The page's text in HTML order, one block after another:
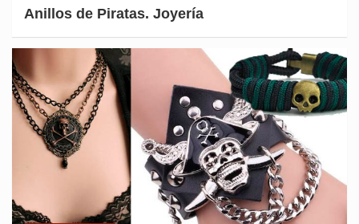
Anillos de Piratas. Joyería